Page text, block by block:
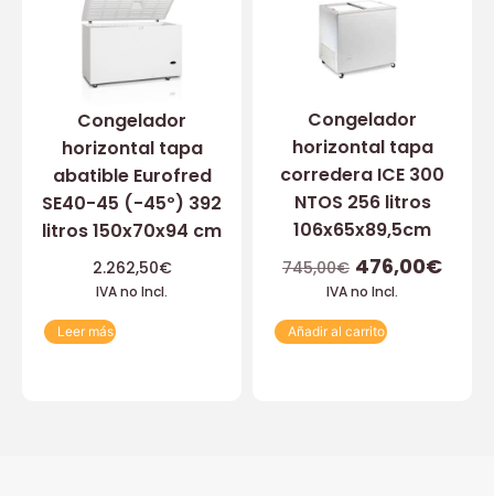
Congelador
horizontal tapa
abatible Eurofred
SE40-45 (-45º) 392
litros 150x70x94 cm
2.262,50€
IVA no Incl.
Leer más
Congelador
horizontal tapa
corredera ICE 300
NTOS 256 litros
106x65x89,5cm
745,00€ 476,00€
IVA no Incl.
Añadir al carrito